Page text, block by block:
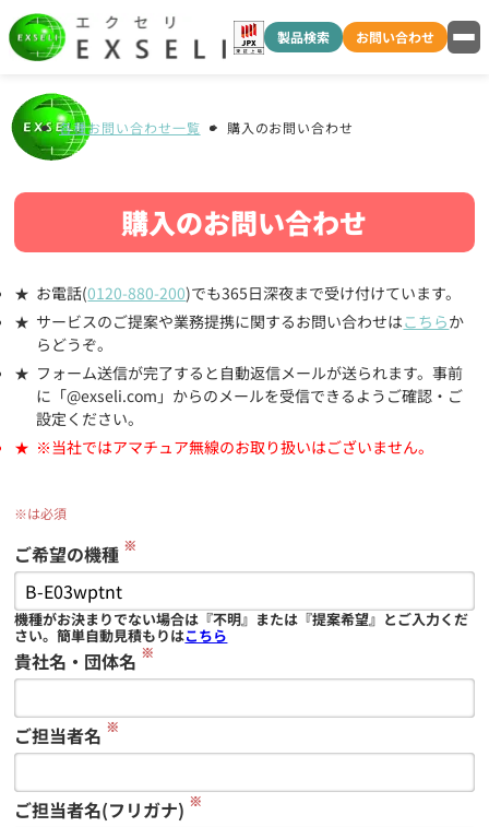
製品検索 お問い合わせ
各種お問い合わせ一覧 購入のお問い合わせ
購入のお問い合わせ
お電話(0120-880-200)でも365日深夜まで受け付けています。
サービスのご提案や業務提携に関するお問い合わせはこちらか
らどうぞ。
フォーム送信が完了すると自動返信メールが送られます。事前
に「@exseli.com」からのメールを受信できるようご確認・ご
設定ください。
※当社ではアマチュア無線のお取り扱いはございません。
※は必須
ご希望の機種 ※
機種がお決まりでない場合は『不明』または『提案希望』とご入力くだ
さい。簡単自動見積もりはこちら
貴社名・団体名 ※
ご担当者名 ※
ご担当者名(フリガナ) ※